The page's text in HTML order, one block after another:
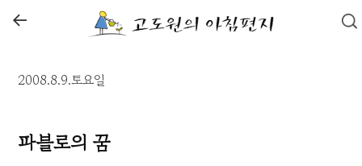
←
2008.8.9.토요일
파블로의 꿈